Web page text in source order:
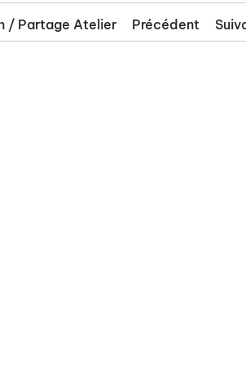
/ Partage Atelier Précédent